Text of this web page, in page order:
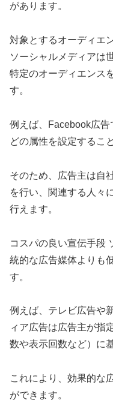
があります。
対象とするオーディエ
ソーシャルメディアは
特定のオーディエンス
す。
例えば、Facebook広
どの属性を設定するこ
そのため、広告主は自
を行い、関連する人々
行えます。
コスパの良い宣伝手段
統的な広告媒体よりも
す。
例えば、テレビ広告や
ィア広告は広告主が指
数や表示回数など）に
これにより、効果的な
ができます。